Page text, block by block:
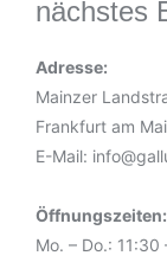
nächstes
Adresse:
Mainzer
Frankfurt am
E-Mail:
Öffnungszeiten:
Mo. – Do.: 11:30